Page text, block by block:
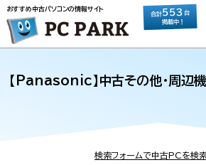
おすすめ中古パソコンの情報サイト
合計553 台
掲載中！
【Panasonic】中古その他・周辺機
検索フォームで中古PCを検